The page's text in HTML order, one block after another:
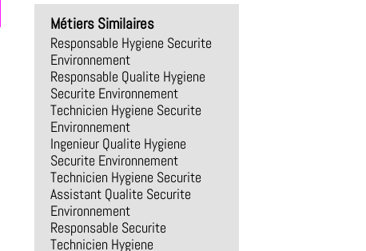
Métiers Similaires
Responsable Hygiene Securite
Environnement
Responsable Qualite Hygiene
Securite Environnement
Technicien Hygiene Securite
Environnement
Ingenieur Qualite Hygiene
Securite Environnement
Technicien Hygiene Securite
Assistant Qualite Securite
Environnement
Responsable Securite
Technicien Hygiene